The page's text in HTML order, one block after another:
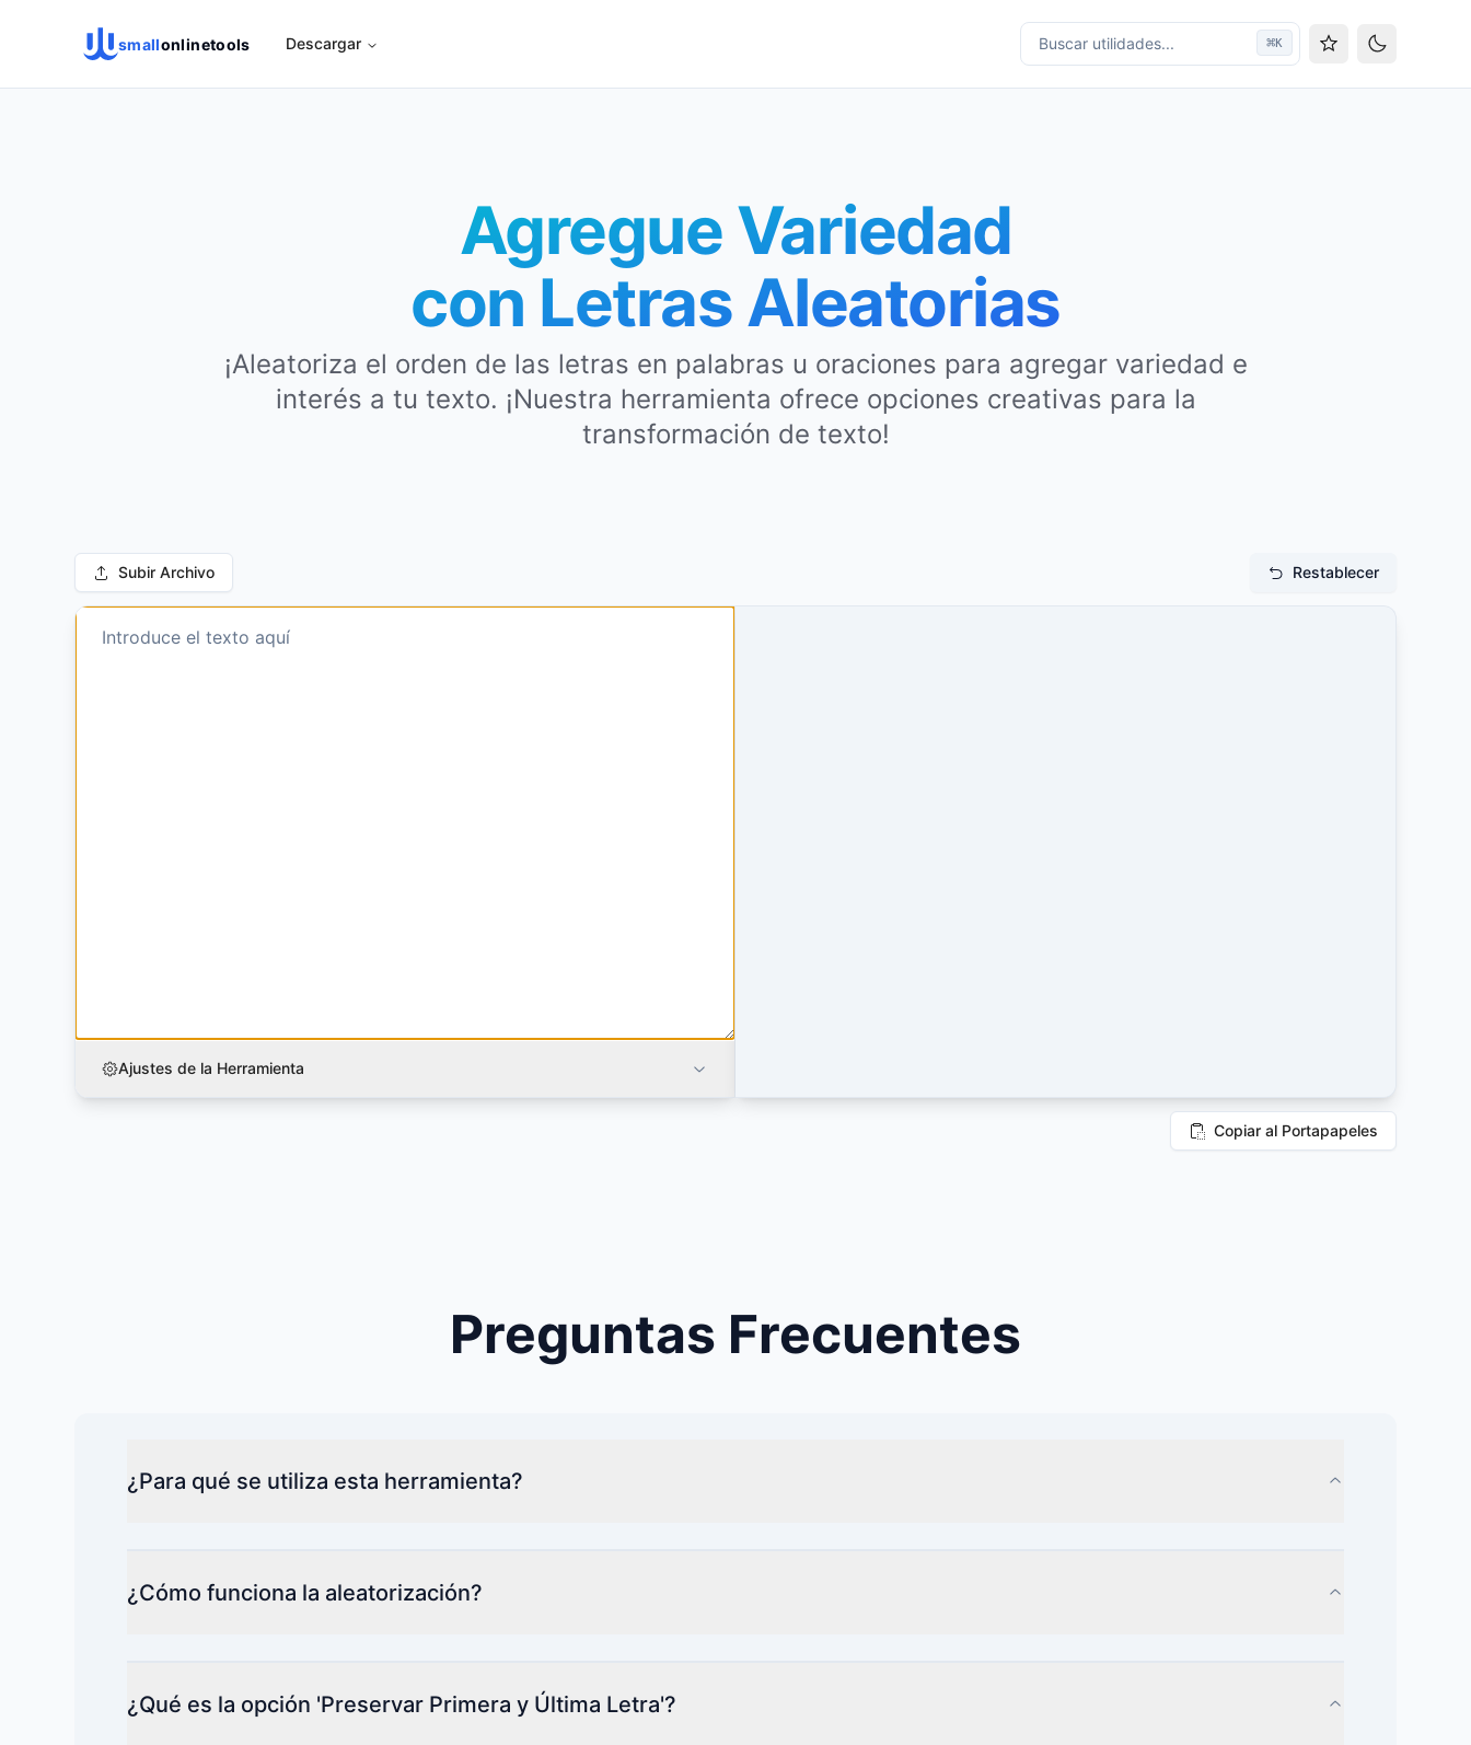
smallonlinetools Descargar Buscar utilidades... ⌘K
Cambiar
Agregue Variedad
con Letras Aleatorias
¡Aleatoriza el orden de las letras en palabras u oraciones para agregar variedad e
interés a tu texto. ¡Nuestra herramienta ofrece opciones creativas para la
transformación de texto!
Subir Archivo Restablecer
Ajustes de la Herramienta
Copiar al Portapapeles
Preguntas Frecuentes
¿Para qué se utiliza esta herramienta?
¿Cómo funciona la aleatorización?
¿Qué es la opción 'Preservar Primera y Última Letra'?